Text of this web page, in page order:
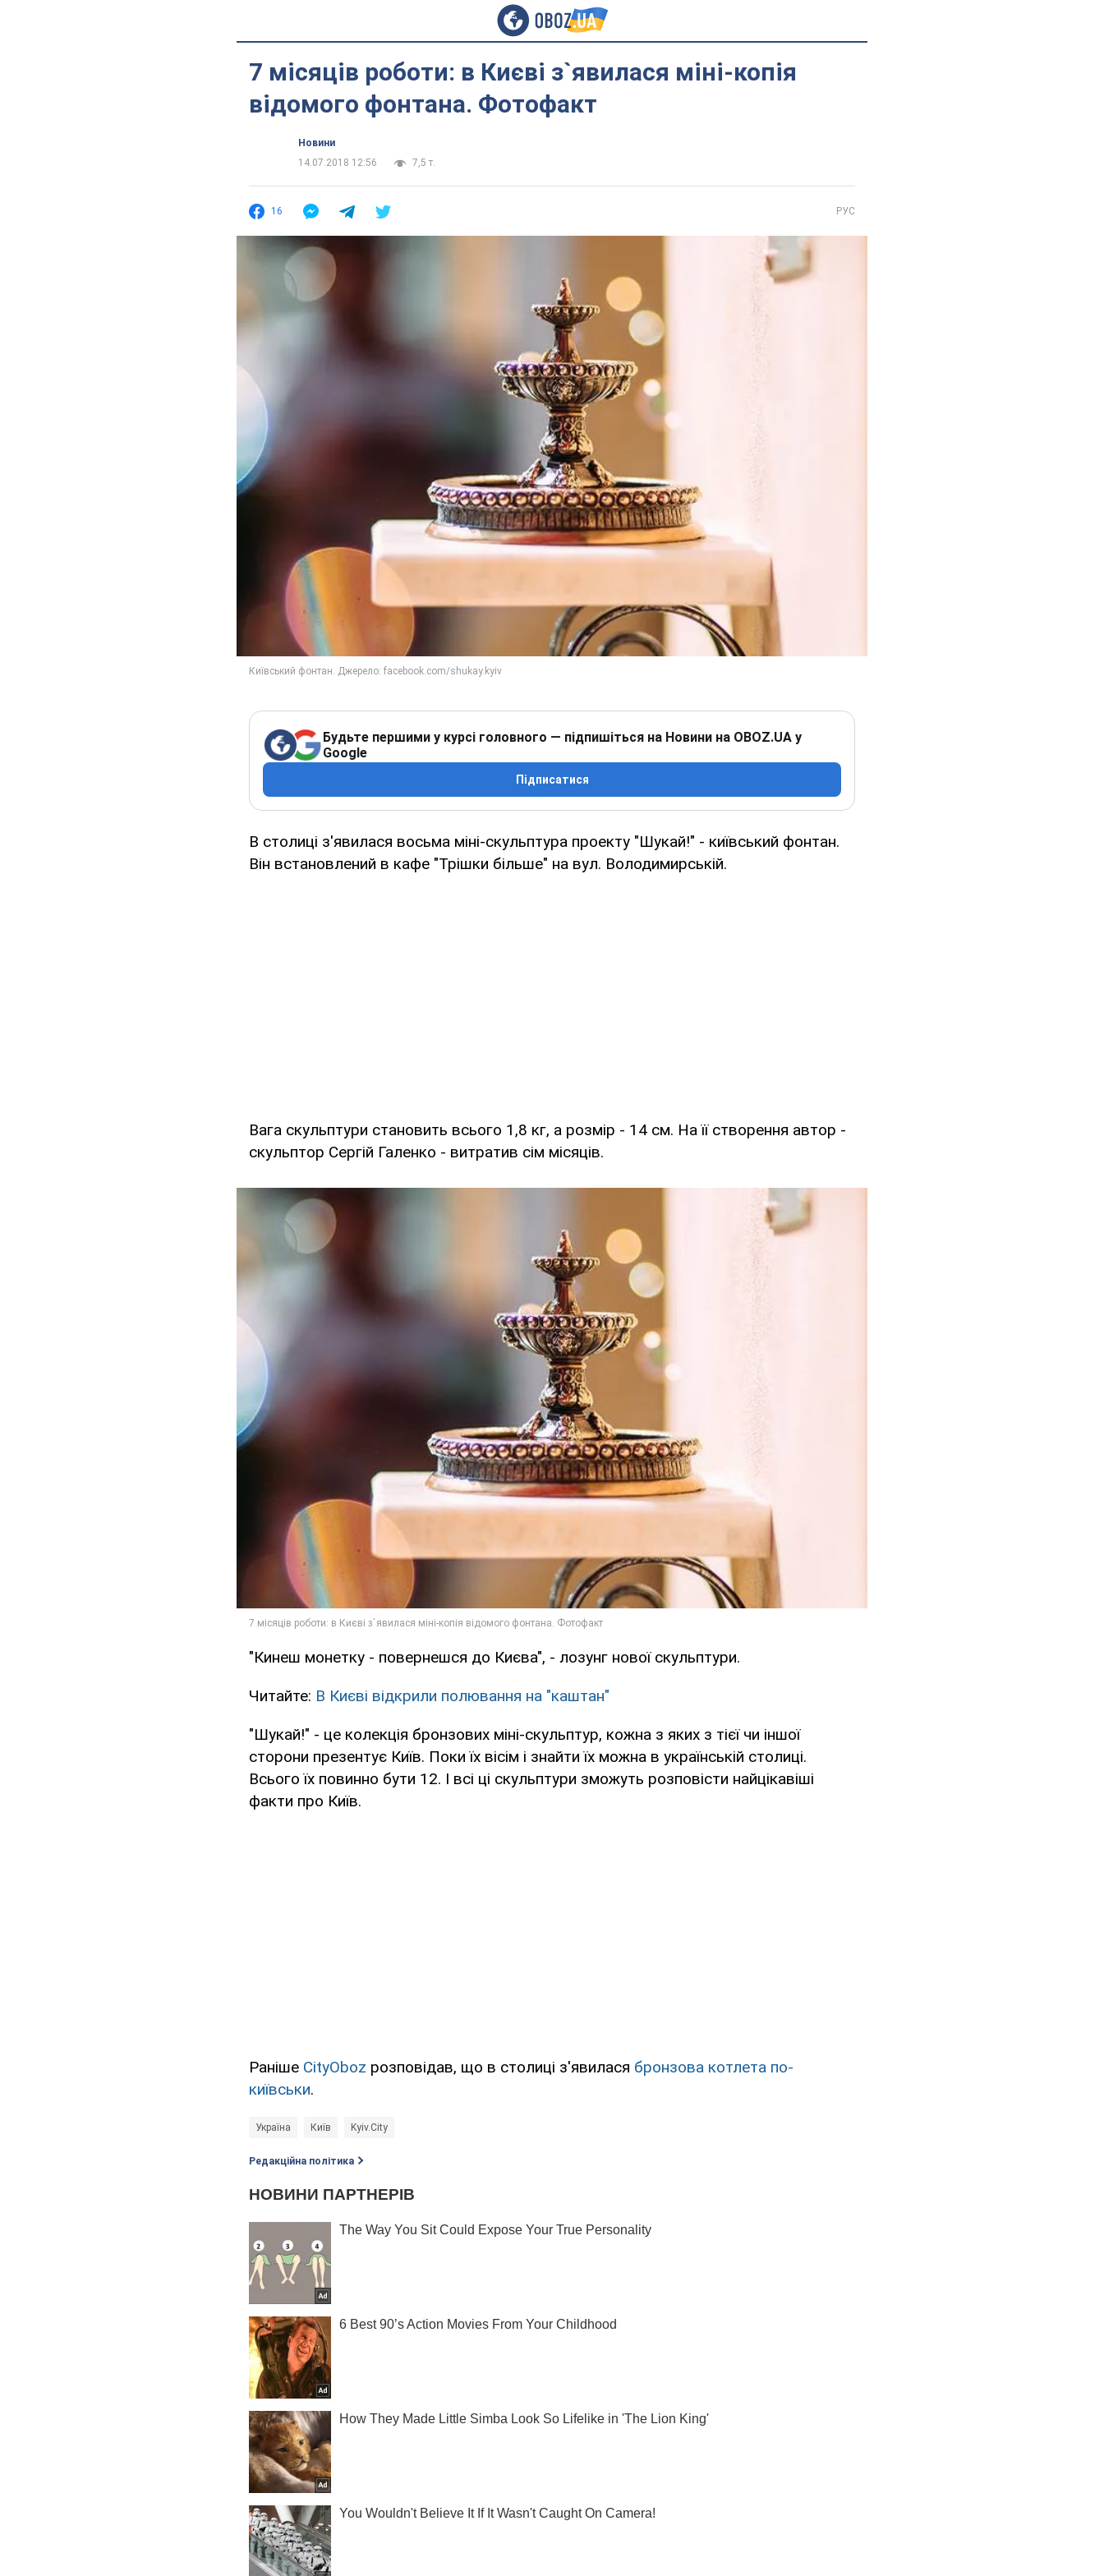
7 місяців роботи: в Києві з`явилася міні-копія
відомого фонтана. Фотофакт
Новини
14.07.2018 12:56
7,5 т.
16 РУС
Будьте першими у курсі головного — підпишіться на Новини на OBOZ.UA у
Google
Підписатися
В столиці з'явилася восьма міні-скульптура проекту "Шукай!" - київський фонтан.
Він встановлений в кафе "Трішки більше" на вул. Володимирській.
Вага скульптури становить всього 1,8 кг, а розмір - 14 см. На її створення автор -
скульптор Сергій Галенко - витратив сім місяців.
"Кинеш монетку - повернешся до Києва", - лозунг нової скульптури.
Читайте: В Києві відкрили полювання на "каштан"
"Шукай!" - це колекція бронзових міні-скульптур, кожна з яких з тієї чи іншої
сторони презентує Київ. Поки їх вісім і знайти їх можна в українській столиці.
Всього їх повинно бути 12. І всі ці скульптури зможуть розповісти найцікавіші
факти про Київ.
Раніше CityOboz розповідав, що в столиці з'явилася бронзова котлета по-
київськи.
Україна Київ Kyiv.City
Редакційна політика